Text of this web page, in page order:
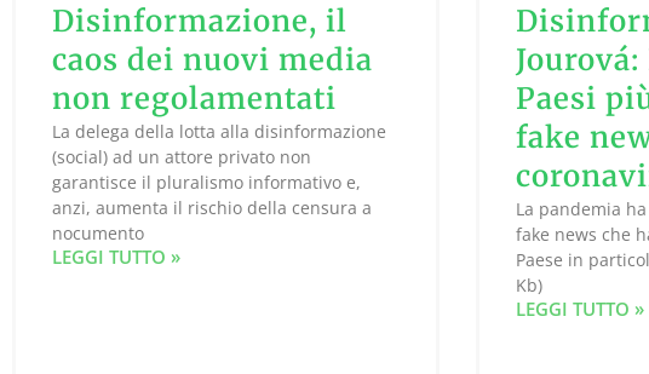
Disinformazione, il
caos dei nuovi media
non regolamentati
La delega della lotta alla disinformazione
(social) ad un attore privato non
garantisce il pluralismo informativo e,
anzi, aumenta il rischio della censura a
nocumento
LEGGI TUTTO »
Paesi
fake
La pandemia
fake news che
Paese in
Kb)
LEGGI TUTTO »